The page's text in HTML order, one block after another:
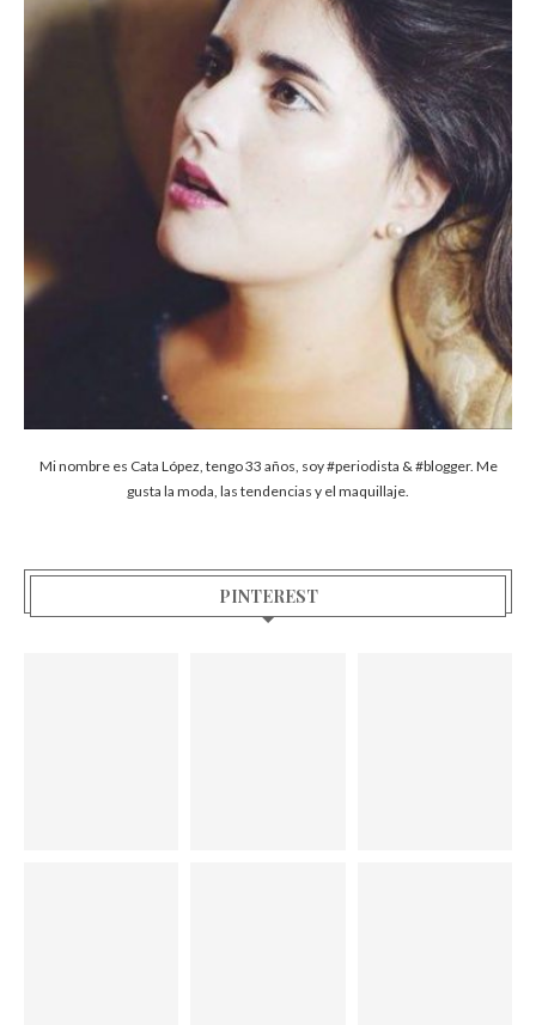
Mi nombre es Cata López, tengo 33 años, soy #periodista & #blogger. Me
gusta la moda, las tendencias y el maquillaje.
PINTEREST